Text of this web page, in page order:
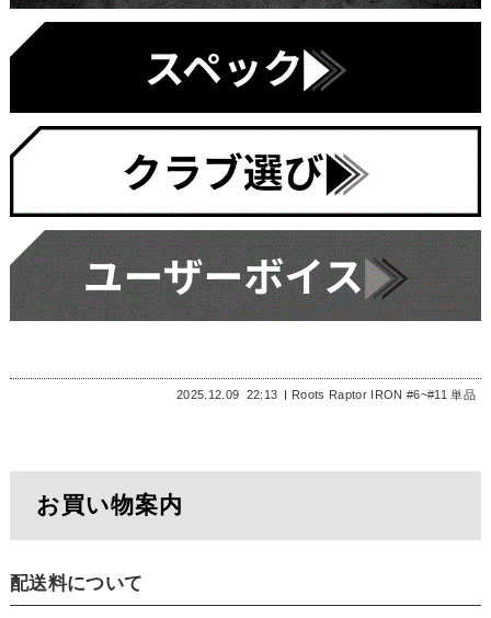
2025.12.09 22:13 Roots Raptor IRON #6~#11 単品
お買い物案内
配送料について